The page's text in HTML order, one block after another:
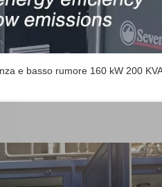
e basso rumore 160 kW 200